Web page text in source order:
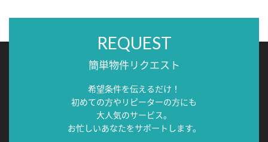
REQUEST
簡単物件リクエスト
希望条件を伝えるだけ！
初めての方やリピーターの方にも
大人気のサービス。
お忙しいあなたをサポートします。